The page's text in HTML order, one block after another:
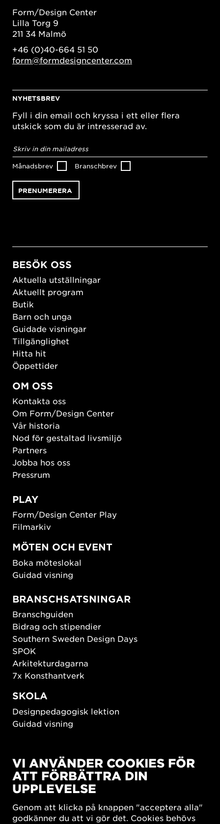
Form/Design Center
Lilla Torg 9
211 34 Malmö
+46 (0)40-664 51 50
form@formdesigncenter.com
NYHETSBREV
Fyll i din email och kryssa i ett eller flera
utskick som du är intresserad av.
postadress*
Månadsbrev Branschbrev
BESÖK OSS
Aktuella utställningar
Aktuellt program
Butik
Barn och unga
Guidade visningar
Tillgänglighet
Hitta hit
Öppettider
OM OSS
Kontakta oss
Om Form/Design Center
Vår historia
Nod för gestaltad livsmiljö
Partners
Jobba hos oss
Pressrum
PLAY
Form/Design Center Play
Filmarkiv
MÖTEN OCH EVENT
Boka möteslokal
Guidad visning
BRANSCHSATSNINGAR
Branschguiden
Bidrag och stipendier
Southern Sweden Design Days
SPOK
Arkitekturdagarna
7x Konsthantverk
SKOLA
Designpedagogisk lektion
Guidad visning
New European Bauhaus
SUSTAINORDIC
Share Future Living
What Matter_s
VI ANVÄNDER COOKIES FÖR
ATT FÖRBÄTTRA DIN
UPPLEVELSE
Genom att klicka på knappen "acceptera alla"
godkänner du att vi gör det. Cookies behövs